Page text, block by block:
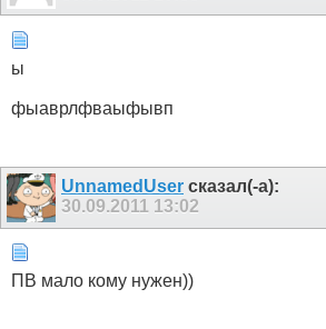
ы
фыаврлфваыфывп
UnnamedUser сказал(-а):
30.09.2011 13:02
ПВ мало кому нужен))